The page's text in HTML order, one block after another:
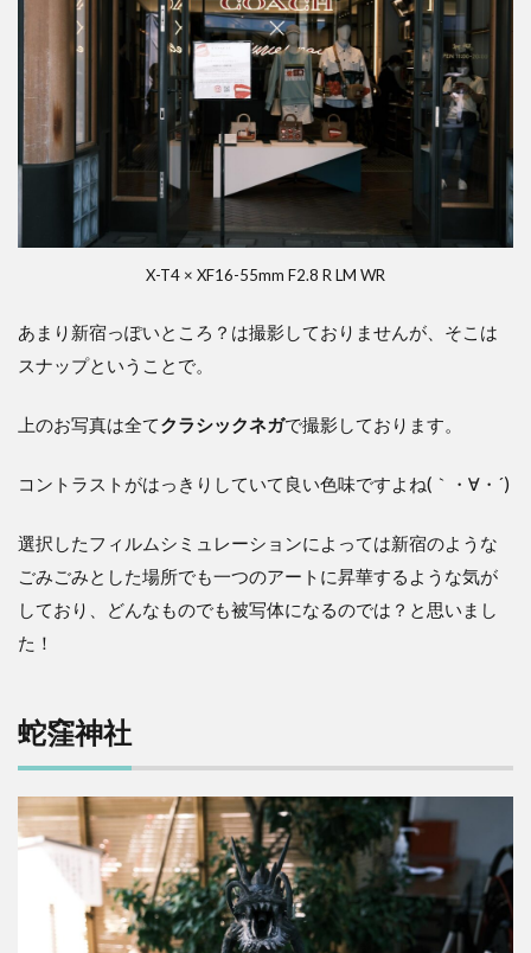
X-T4 × XF16-55mm F2.8 R LM WR
あまり新宿っぽいところ？は撮影しておりませんが、そこは
スナップということで。
上のお写真は全てクラシックネガで撮影しております。
コントラストがはっきりしていて良い色味ですよね(｀・∀・´)
選択したフィルムシミュレーションによっては新宿のような
ごみごみとした場所でも一つのアートに昇華するような気が
しており、どんなものでも被写体になるのでは？と思いまし
た！
蛇窪神社